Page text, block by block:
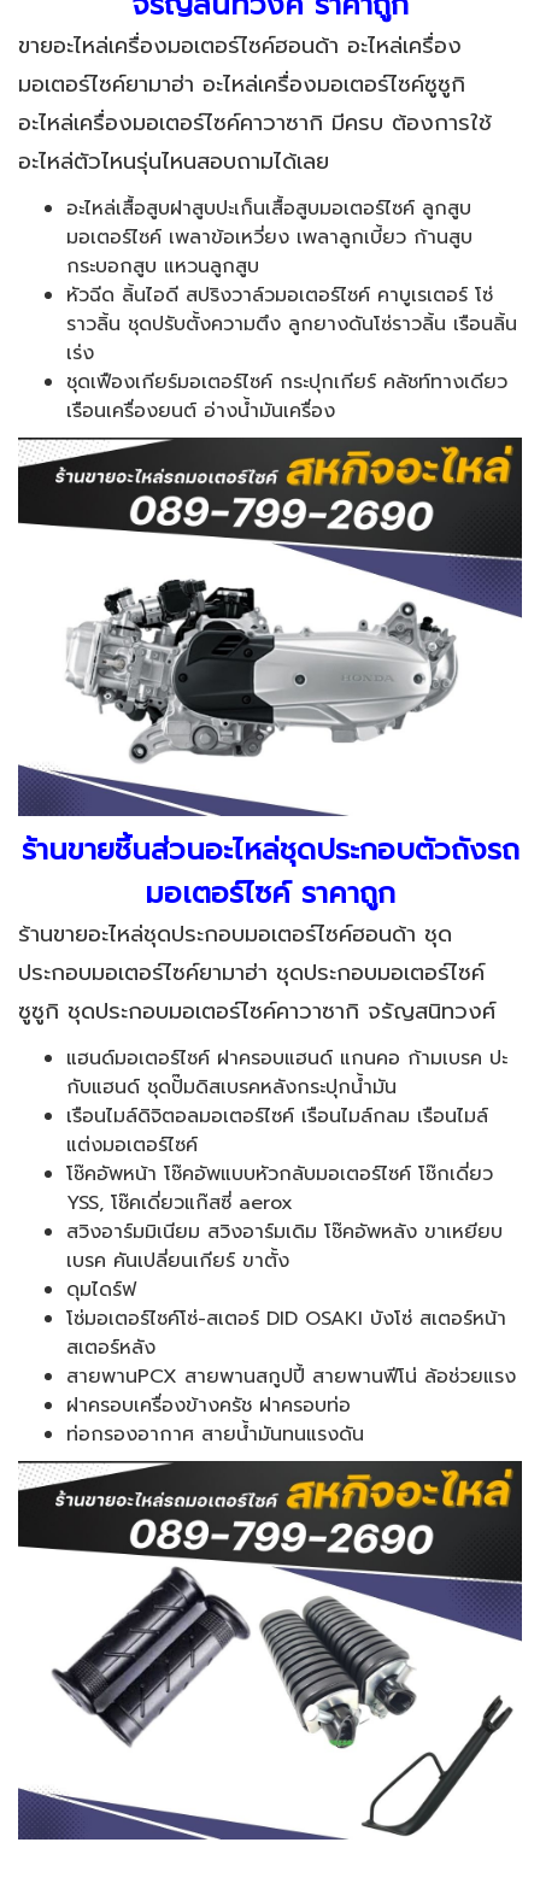
ขายอะไหล่เครื่องมอเตอร์ไซค์ฮอนด้า อะไหล่เครื่อง
มอเตอร์ไซค์ยามาฮ่า อะไหล่เครื่องมอเตอร์ไซค์ซูซูกิ
อะไหล่เครื่องมอเตอร์ไซค์คาวาซากิ มีครบ ต้องการใช้
อะไหล่ตัวไหนรุ่นไหนสอบถามได้เลย
อะไหล่เสื้อสูบฝาสูบปะเก็นเสื้อสูบมอเตอร์ไซค์ ลูกสูบ
มอเตอร์ไซค์ เพลาข้อเหวี่ยง เพลาลูกเบี้ยว ก้านสูบ
กระบอกสูบ แหวนลูกสูบ
หัวฉีด ลิ้นไอดี สปริงวาล์วมอเตอร์ไซค์ คาบูเรเตอร์ โซ่
ราวลิ้น ชุดปรับตั้งความตึง ลูกยางดันโซ่ราวลิ้น เรือนลิ้น
เร่ง
ชุดเฟืองเกียร์มอเตอร์ไซค์ กระปุกเกียร์ คลัชท์ทางเดียว
เรือนเครื่องยนต์ อ่างน้ำมันเครื่อง
ร้านขายชิ้นส่วนอะไหล่ชุดประกอบตัวถังรถ
มอเตอร์ไซค์ ราคาถูก
ร้านขายอะไหล่ชุดประกอบมอเตอร์ไซค์ฮอนด้า ชุด
ประกอบมอเตอร์ไซค์ยามาฮ่า ชุดประกอบมอเตอร์ไซค์
ซูซูกิ ชุดประกอบมอเตอร์ไซค์คาวาซากิ จรัญสนิทวงศ์
แฮนด์มอเตอร์ไซค์ ฝาครอบแฮนด์ แกนคอ ก้ามเบรค ปะ
กับแฮนด์ ชุดปั๊มดิสเบรคหลังกระปุกน้ำมัน
เรือนไมล์ดิจิตอลมอเตอร์ไซค์ เรือนไมล์กลม เรือนไมล์
แต่งมอเตอร์ไซค์
โช๊คอัพหน้า โช๊คอัพแบบหัวกลับมอเตอร์ไซค์ โช๊กเดี่ยว
YSS, โช๊คเดี่ยวแก๊สซี่ aerox
สวิงอาร์มมิเนียม สวิงอาร์มเดิม โช๊คอัพหลัง ขาเหยียบ
เบรค คันเปลี่ยนเกียร์ ขาตั้ง
ดุมไดร์ฟ
โซ่มอเตอร์ไซค์โซ่-สเตอร์ DID OSAKI บังโซ่ สเตอร์หน้า
สเตอร์หลัง
สายพานPCX สายพานสกูปปี้ สายพานฟีโน่ ล้อช่วยแรง
ฝาครอบเครื่องข้างครัช ฝาครอบท่อ
ท่อกรองอากาศ สายน้ำมันทนแรงดัน